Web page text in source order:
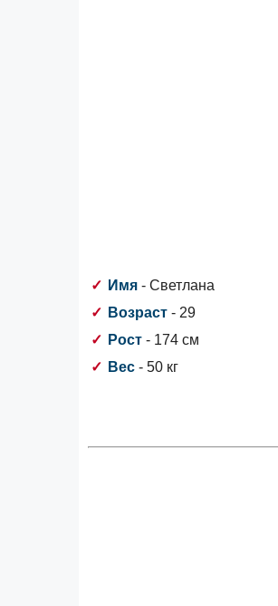
Имя - Светлана
Возраст - 29
Рост - 174 см
Вес - 50 кг